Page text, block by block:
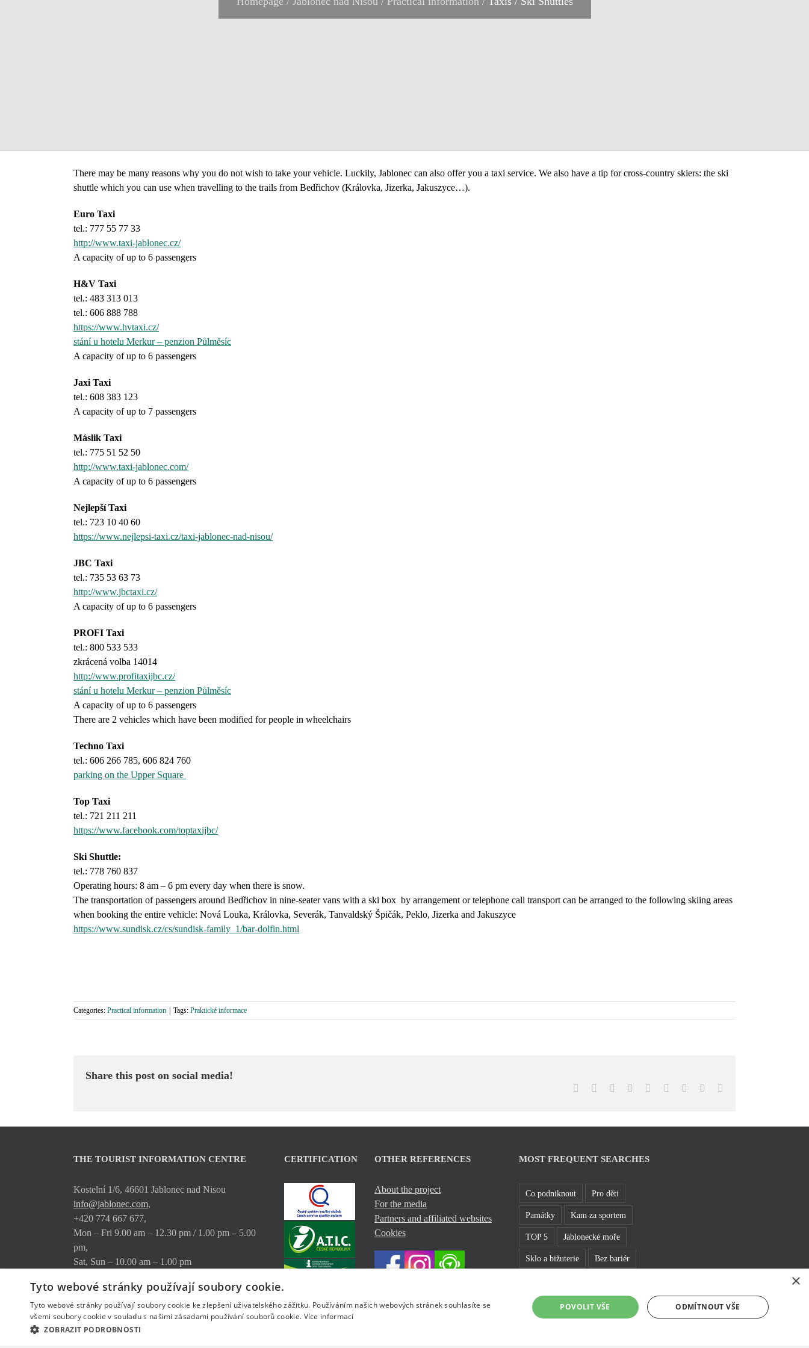
There may be many reasons why you do not wish to take your vehicle. Luckily, Jablonec can also offer you a taxi service. We also have a tip for cross-country skiers: the ski
shuttle which you can use when travelling to the trails from Bedřichov (Královka, Jizerka, Jakuszyce…).
Euro Taxi
tel.: 777 55 77 33
http://www.taxi-jablonec.cz/
A capacity of up to 6 passengers
H&V Taxi
tel.: 483 313 013
tel.: 606 888 788
https://www.hvtaxi.cz/
stání u hotelu Merkur – penzion Půlměsíc
A capacity of up to 6 passengers
Jaxi Taxi
tel.: 608 383 123
A capacity of up to 7 passengers
Máslik Taxi
tel.: 775 51 52 50
http://www.taxi-jablonec.com/
A capacity of up to 6 passengers
Nejlepší Taxi
tel.: 723 10 40 60
https://www.nejlepsi-taxi.cz/taxi-jablonec-nad-nisou/
JBC Taxi
tel.: 735 53 63 73
http://www.jbctaxi.cz/
A capacity of up to 6 passengers
PROFI Taxi
tel.: 800 533 533
zkrácená volba 14014
http://www.profitaxijbc.cz/
stání u hotelu Merkur – penzion Půlměsíc
A capacity of up to 6 passengers
There are 2 vehicles which have been modified for people in wheelchairs
Techno Taxi
tel.: 606 266 785, 606 824 760
parking on the Upper Square
Top Taxi
tel.: 721 211 211
https://www.facebook.com/toptaxijbc/
Ski Shuttle:
tel.: 778 760 837
Operating hours: 8 am – 6 pm every day when there is snow.
The transportation of passengers around Bedřichov in nine-seater vans with a ski box by arrangement or telephone call transport can be arranged to the following skiing areas
when booking the entire vehicle: Nová Louka, Královka, Severák, Tanvaldský Špičák, Peklo, Jizerka and Jakuszyce
https://www.sundisk.cz/cs/sundisk-family_1/bar-dolfin.html
Categories: Practical information Tags: Praktické informace
Share this post on social media!
Facebook Reddit LinkedInWhatsApp
TumblrPinterest
THE TOURIST INFORMATION CENTRE
Kostelní 1/6, 46601 Jablonec nad Nisou
info@jablonec.com,
+420 774 667 677,
Mon – Fri 9.00 am – 12.30 pm / 1.00 pm – 5.00
pm,
Sat, Sun – 10.00 am – 1.00 pm
Where to find us
The services on offer
Downloads
CERTIFICATION OTHER REFERENCES
About the project
For the media
Partners and affiliated websites
Cookies
MOST FREQUENT SEARCHES
Co podniknout Pro děti
Památky Kam za sportem
TOP 5 Jablonecké moře
Sklo a bižuterie Bez bariér
×
Tyto webové stránky používají soubory cookie.
Tyto webové stránky používají soubory cookie ke zlepšení uživatelského zážitku. Používáním našich webových stránek souhlasíte se
všemi soubory cookie v souladu s našimi zásadami používání souborů cookie. Více informací
ZOBRAZIT PODROBNOSTI
POVOLIT VŠE ODMÍTNOUT VŠE